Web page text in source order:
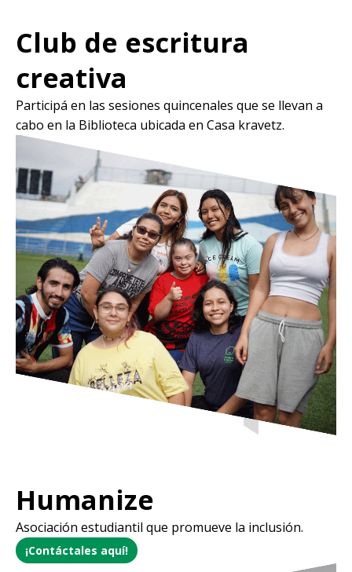
Club de escritura
creativa
Participá en las sesiones quincenales que se llevan a
cabo en la Biblioteca ubicada en Casa kravetz.
Humanize
Asociación estudiantil que promueve la inclusión.
¡Contáctales aquí!